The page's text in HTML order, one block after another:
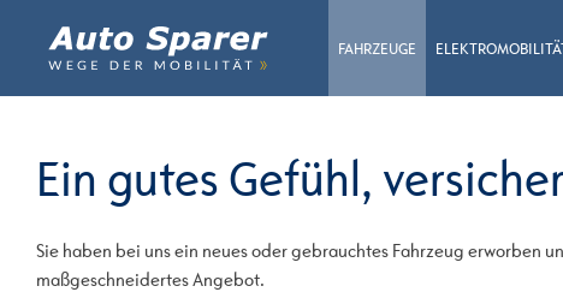
FAHRZEUGE
Ein gutes Gefühl,
Sie haben bei uns ein neues oder gebrauchtes Fahrzeug erworben
maßgeschneidertes Angebot.